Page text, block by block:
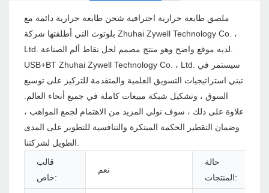
ملصق طابعة حرارية احترافية شحن طابعة حرارية دائمة مع
بلوتوث التي أطلقتها شركة Zhuhai Zywell Technology Co. ،
Ltd. لديه موقع واضح وهو منتج مصمم لحل نقاط ألم الصناعة.
USB+BT Zhuhai Zywell Technology Co. ، Ltd. سيستمر في
تبني استراتيجيات التسويق العلمية والمتقدمة للتركيز على توسيع
السوق ، وتشكيل شبكة مبيعات كاملة في جميع أنحاء العالم.
علاوة على ذلك ، سوف نولي المزيد من الاهتمام لجمع المواهب ،
وضمان التقطير الحكمة المبتكرة والتنافسية للتطوير على المدى
قالب
خاص:
نعم
حالة
المنتجات: